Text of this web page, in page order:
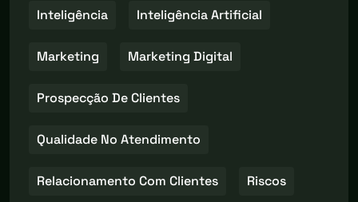
Inteligência Inteligência Artificial
Marketing Marketing Digital
Prospecção De Clientes
Qualidade No Atendimento
Relacionamento Com Clientes Riscos